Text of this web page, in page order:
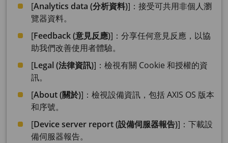
[Analytics data (分析資料)]：接受可共用非個人瀏
覽器資料。
[Feedback (意見反應)]：分享任何意見反應，以協
助我們改善使用者體驗。
[Legal (法律資訊)]：檢視有關 Cookie 和授權的資
訊。
[About (關於)]：檢視設備資訊，包括 AXIS OS 版本
和序號。
[Device server report (設備伺服器報告)]：下載設
備伺服器報告。